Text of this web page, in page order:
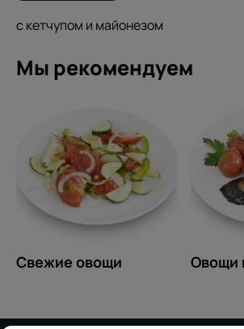
с кетчупом и майонезом
Мы рекомендуем
Свежие овощи Овощи